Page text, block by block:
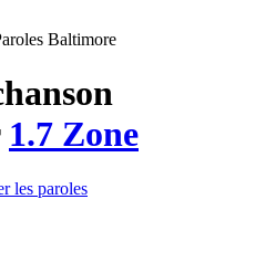
Baltimore
1.7 Zone
les paroles